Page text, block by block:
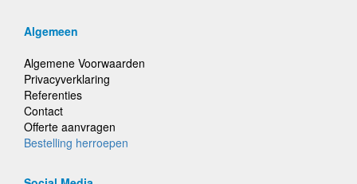
Algemeen
Algemene Voorwaarden
Privacyverklaring
Referenties
Contact
Offerte aanvragen
Bestelling herroepen